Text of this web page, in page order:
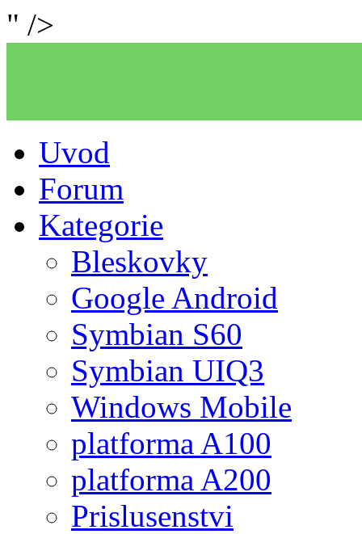
" />
Uvod
Forum
Kategorie
Bleskovky
Google Android
Symbian S60
Symbian UIQ3
Windows Mobile
platforma A100
platforma A200
Prislusenstvi